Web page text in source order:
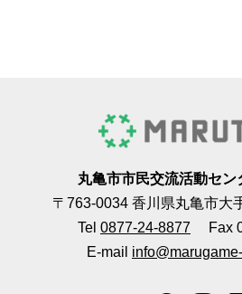
丸亀市市民交流活動セン
〒763-0034 香川県丸亀市大
Tel 0877-24-8877
Fax
E-mail